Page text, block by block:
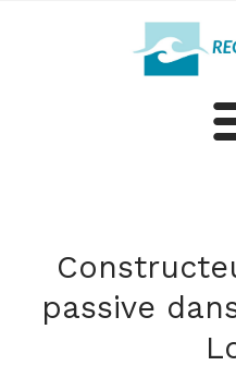
Plus d'artisans et
passive